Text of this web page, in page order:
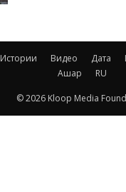
Истории Видео Дата
Ашар
RU
© 2026 Kloop Media